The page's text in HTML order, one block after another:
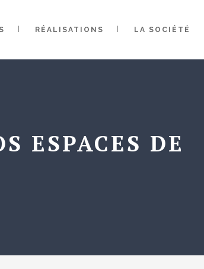
RÉALISATIONS LA SOCIÉTÉ
ESPACES DE